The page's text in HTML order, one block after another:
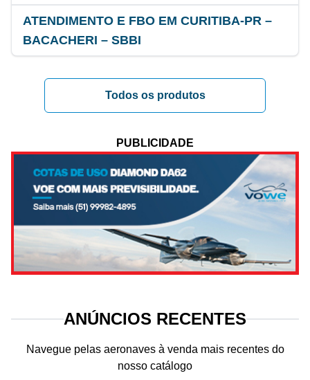
ATENDIMENTO E FBO EM CURITIBA-PR –
BACACHERI – SBBI
Todos os produtos
PUBLICIDADE
ANÚNCIOS RECENTES
Navegue pelas aeronaves à venda mais recentes do
nosso catálogo